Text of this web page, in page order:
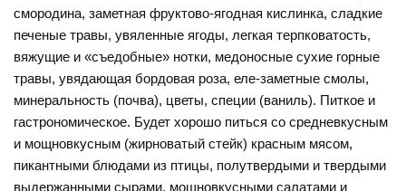
смородина, заметная фруктово-ягодная кислинка, сладкие
печеные травы, увяленные ягоды, легкая терпковатость,
вяжущие и «съедобные» нотки, медоносные сухие горные
травы, увядающая бордовая роза, еле-заметные смолы,
минеральность (почва), цветы, специи (ваниль). Питкое и
гастрономическое. Будет хорошо питься со средневкусным
и мощновкусным (жирноватый стейк) красным мясом,
пикантными блюдами из птицы, полутвердыми и твердыми
выдержанными сырами, мощновкусными салатами и